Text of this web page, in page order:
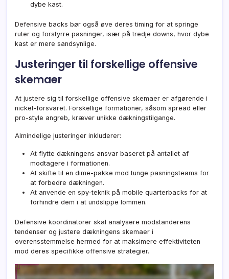
dybe kast.
Defensive backs bør også øve deres timing for at springe
ruter og forstyrre pasninger, især på tredje downs, hvor dybe
kast er mere sandsynlige.
Justeringer til forskellige offensive
skemaer
At justere sig til forskellige offensive skemaer er afgørende i
nickel-forsvaret. Forskellige formationer, såsom spread eller
pro-style angreb, kræver unikke dækningstilgange.
Almindelige justeringer inkluderer:
At flytte dækningens ansvar baseret på antallet af
modtagere i formationen.
At skifte til en dime-pakke mod tunge pasningsteams for
at forbedre dækningen.
At anvende en spy-teknik på mobile quarterbacks for at
forhindre dem i at undslippe lommen.
Defensive koordinatorer skal analysere modstanderens
tendenser og justere dækningens skemaer i
overensstemmelse hermed for at maksimere effektiviteten
mod deres specifikke offensive strategier.